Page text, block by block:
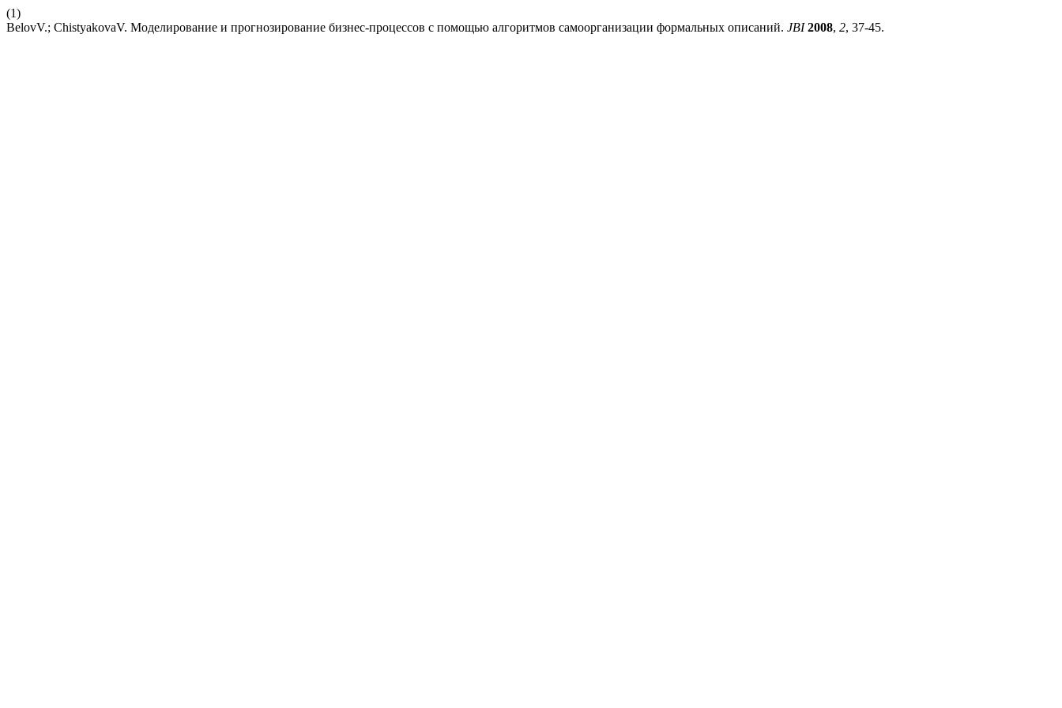
(1)
BelovV.; ChistyakovaV. Моделирование и прогнозирование бизнес-процессов с помощью алгоритмов самоорганизации формальных описаний. JBI 2008, 2, 37-45.